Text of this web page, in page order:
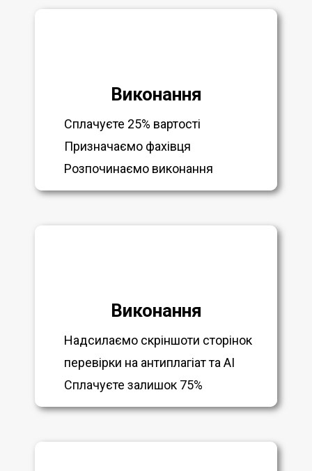
Виконання
Сплачуєте 25% вартості
Призначаємо фахівця
Розпочинаємо виконання
Виконання
Надсилаємо скріншоти сторінок
перевірки на антиплагіат та AI
Сплачуєте залишок 75%